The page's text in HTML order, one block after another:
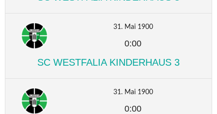
31. Mai 1900
0:00
SC WESTFALIA KINDERHAUS 3
31. Mai 1900
0:00